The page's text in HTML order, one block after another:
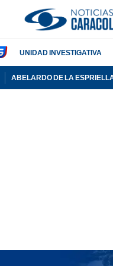
UNIDAD INVESTIGATIVA
ABELARDO DE LA